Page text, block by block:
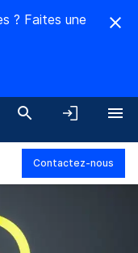
? Faites une
Contactez-nous